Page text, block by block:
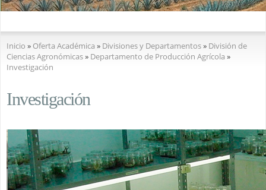
Inicio » Oferta Académica » Divisiones y Departamentos» División de
Ciencias Agronómicas» Departamento de Producción Agrícola »
Investigación
Investigación